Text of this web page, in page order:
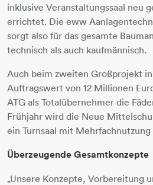
inklusive Veranstaltungssaal neu
errichtet. Die eww
sorgt also für das gesamte
technisch als auch kaufmännisch.
Auch beim zweiten Großprojekt
Auftragswert von 12 Millionen
ATG als Totalübernehmer die
Frühjahr wird die Neue
ein Turnsaal mit
Überzeugende Gesamtkonzepte
„Unsere Konzepte, Vorbereitung